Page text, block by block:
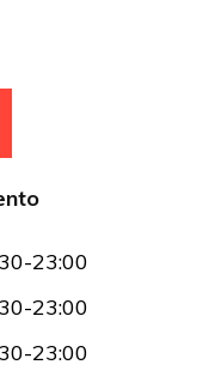
23:00
23:00
23:00